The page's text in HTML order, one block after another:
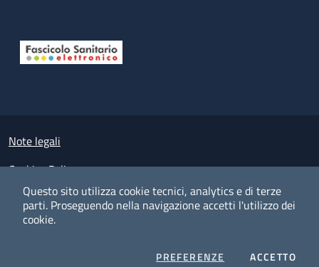
Questo sito utilizza cookie tecnici, analytics e di terze
parti. Proseguendo nella navigazione accetti l'utilizzo dei
cookie.
PREFERENZE COOKIESACCETTOI
Small prints
Note legali
Cookies Policy
Policy privacy e protezione del dato personale
Albo pretorio on-line